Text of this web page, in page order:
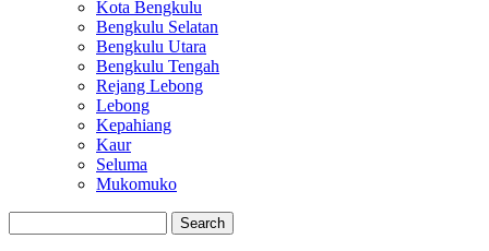
Kota Bengkulu
Bengkulu Selatan
Bengkulu Utara
Bengkulu Tengah
Rejang Lebong
Lebong
Kepahiang
Kaur
Seluma
Mukomuko